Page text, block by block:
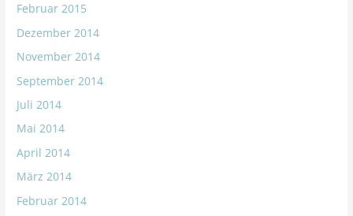
Februar 2015
Dezember 2014
November 2014
September 2014
Juli 2014
Mai 2014
April 2014
März 2014
Februar 2014